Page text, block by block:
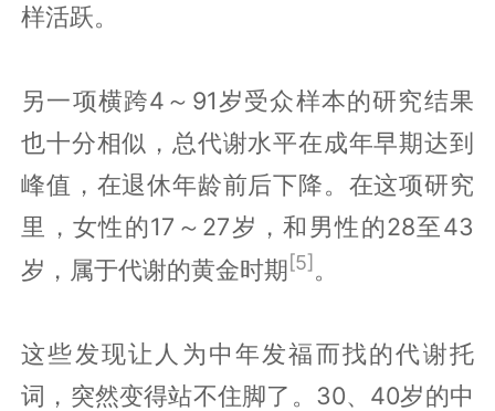
样活跃。
另一项横跨4～91岁受众样本的研究结果
也十分相似，总代谢水平在成年早期达到
峰值，在退休年龄前后下降。在这项研究
里，女性的17～27岁，和男性的28至43
岁，属于代谢的黄金时期[5]。
这些发现让人为中年发福而找的代谢托
词，突然变得站不住脚了。30、40岁的中